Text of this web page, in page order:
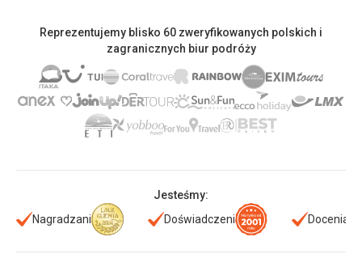
Reprezentujemy blisko 60 zweryfikowanych polskich i
zagranicznych biur podróży
Jesteśmy:
Nagradzani
Doświadczeni Doceniani